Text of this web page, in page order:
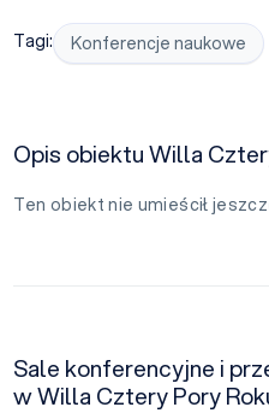
Tagi: Konferencje naukowe
Opis obiektu Willa
Ten obiekt nie umieścił
Sale konferencyjne i
w Willa Cztery Pory